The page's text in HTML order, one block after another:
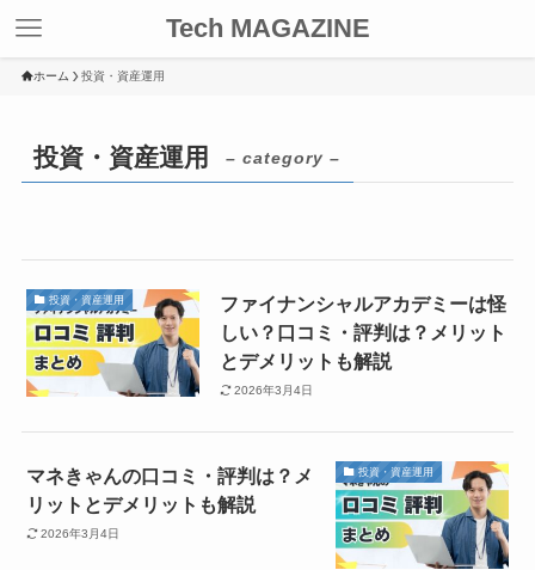
Tech MAGAZINE
ホーム 投資・資産運用
投資・資産運用 – category –
投資・資産運用
ファイナンシャルアカデミーは怪
しい？口コミ・評判は？メリット
とデメリットも解説
2026年3月4日
投資・資産運用
マネきゃんの口コミ・評判は？メ
リットとデメリットも解説
2026年3月4日